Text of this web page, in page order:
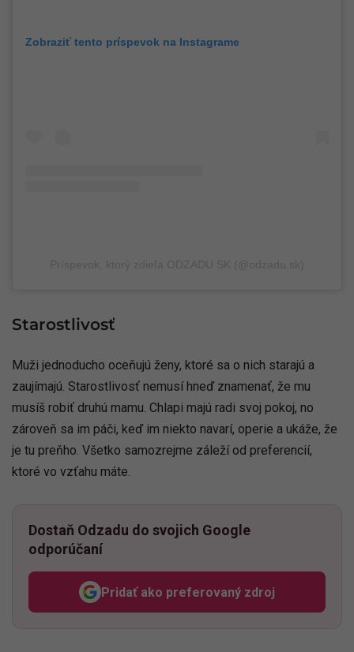
Zobraziť tento príspevok na Instagrame
Starostlivosť
Muži jednoducho oceňujú ženy, ktoré sa o nich starajú a
zaujímajú. Starostlivosť nemusí hneď znamenať, že mu
musíš robiť druhú mamu. Chlapi majú radi svoj pokoj, no
zároveň sa im páči, keď im niekto navarí, operie a ukáže, že
je tu preňho. Všetko samozrejme záleží od preferencií,
ktoré vo vzťahu máte.
Dostaň Odzadu do svojich Google
odporúčaní
Pridať ako preferovaný zdroj
Odzadu, odkaz sa otvorí v